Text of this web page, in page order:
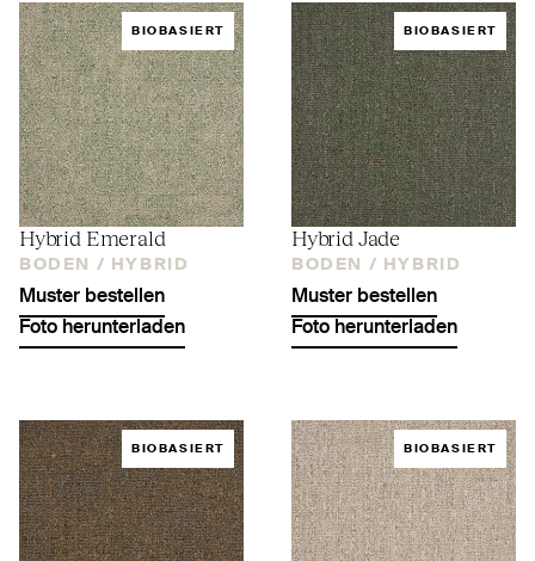
BIOBASIERT
Hybrid Emerald
BODEN / HYBRID
Muster bestellen
Foto herunterladen
BIOBASIERT
Hybrid Jade
BODEN / HYBRID
Muster bestellen
Foto herunterladen
BIOBASIERT BIOBASIERT